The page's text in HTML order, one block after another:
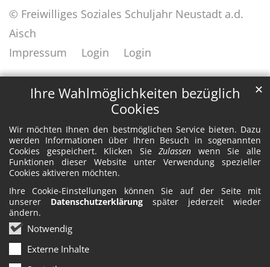
Ihre Wahlmöglichkeiten bezüglich
Cookies
Wir möchten Ihnen den bestmöglichen Service bieten. Dazu
werden Informationen über Ihren Besuch in sogenannten
Cookies gespeichert. Klicken SieZulassen wenn Sie alle
Funktionen dieser Website unter Verwendung spezieller
Cookies aktiveren möchten.
Ihre Cookie-Einstellungen können Sie auf der Seite mit
unserer Datenschutzerklärung später jederzeit wieder
ändern.
Notwendig
Externe Inhalte
✕
© Freiwilliges Soziales Schuljahr Neustadt a.d.
Aisch
Impressum
Login Login